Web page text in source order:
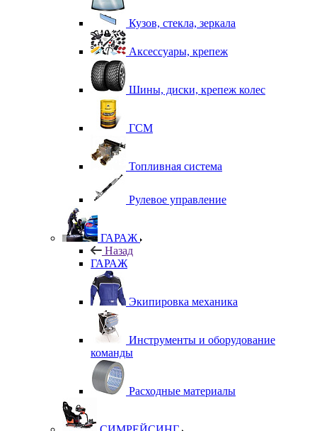
Кузов, стекла, зеркала
Аксессуары, крепеж
Шины, диски, крепеж колес
ГСМ
Топливная система
Рулевое управление
ГАРАЖ
Назад
ГАРАЖ
Экипировка механика
Инструменты и оборудование
команды
Расходные материалы